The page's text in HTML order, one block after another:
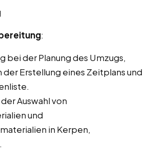
:
bei der Planung des Umzugs,
der Erstellung eines Zeitplans und
Auswahl von
und
in Kerpen,